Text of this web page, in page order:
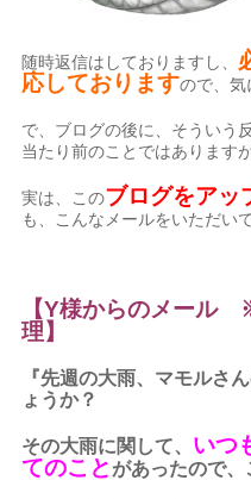
随時返信はしておりますし、
応しておりますので、気
で、ブログの後に、そういう
当たり前のことではありますが
実は、このブログをアッ
も、こんなメールをいただい
【Y様からのメール
理】
『先週の大雨、マモルさ
ょうか？
その大雨に関して、 いつ
てのこと があったので、